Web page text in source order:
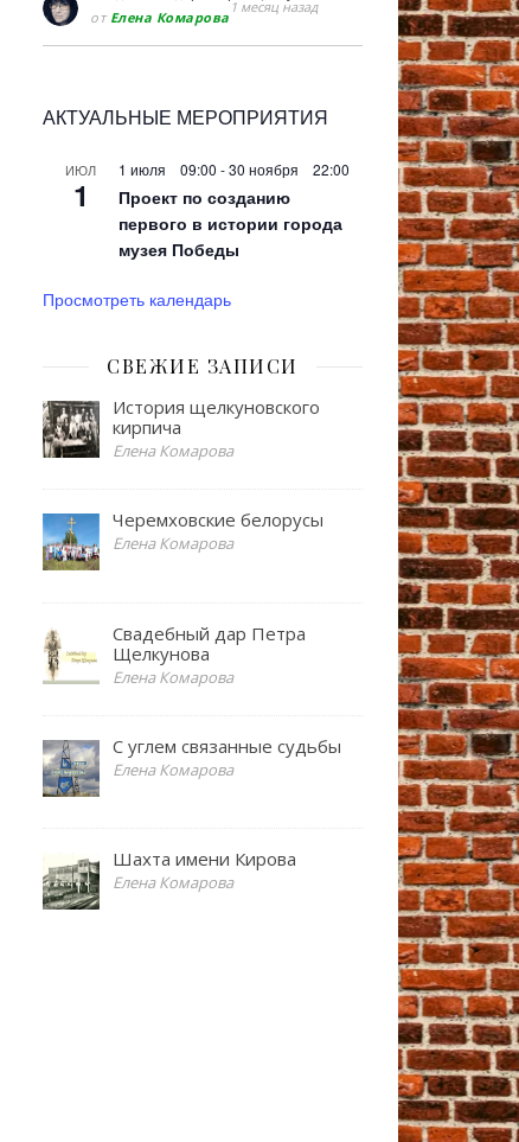
от Елена Комарова
1 месяц назад
АКТУАЛЬНЫЕ МЕРОПРИЯТИЯ
ИЮЛ
1
1 июля 09:00 -30 ноября 22:00
Проект по созданию
первого в истории города
музея Победы
Просмотреть календарь
СВЕЖИЕ ЗАПИСИ
История щелкуновского
кирпича
Елена Комарова
Черемховские белорусы
Елена Комарова
Свадебный дар Петра
Щелкунова
Елена Комарова
С углем связанные судьбы
Елена Комарова
Шахта имени Кирова
Елена Комарова